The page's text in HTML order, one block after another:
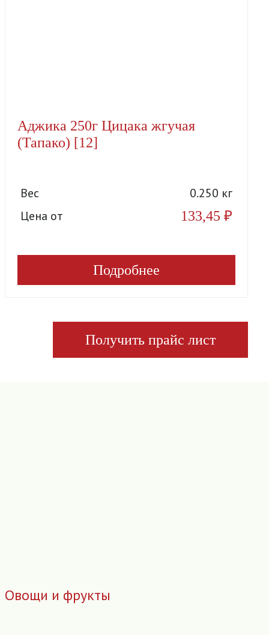
Аджика 250г Цицака жгучая
(Тапако) [12]
Вес
0.250 кг
Цена от
133,45 ₽
Подробнее
Получить прайс лист
Овощи и фрукты